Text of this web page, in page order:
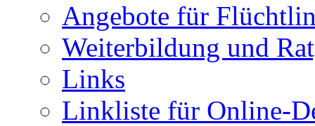
Angebote für
Weiterbildung und
Links
Linkliste für Online-